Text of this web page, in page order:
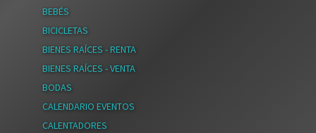
BEBÉS
BICICLETAS
BIENES RAÍCES - RENTA
BIENES RAÍCES - VENTA
BODAS
CALENDARIO EVENTOS
CALENTADORES